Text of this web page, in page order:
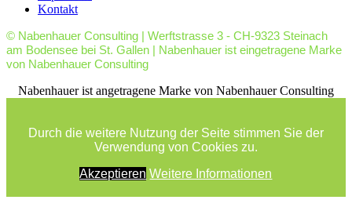
Kontakt
© Nabenhauer Consulting | Werftstrasse 3 - CH-9323 Steinach
am Bodensee bei St. Gallen | Nabenhauer ist eingetragene Marke
von Nabenhauer Consulting
facebook
youtube
rssNabenhauer ist angetragene Marke von Nabenhauer Consulting
Durch die weitere Nutzung der Seite stimmen Sie der
Verwendung von Cookies zu.
Akzeptieren Weitere Informationen